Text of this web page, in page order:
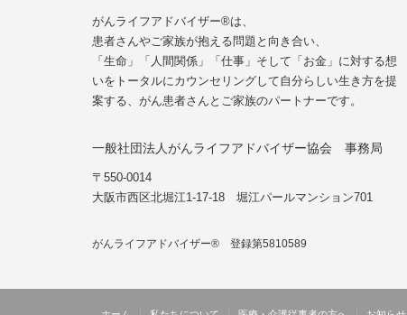
がんライフアドバイザー®は、
患者さんやご家族が抱える問題と向き合い、
「生命」「人間関係」「仕事」そして「お金」に対する想
いをトータルにカウンセリングして自分らしい生き方を提
案する、がん患者さんとご家族のパートナーです。
一般社団法人がんライフアドバイザー協会 事務局
〒550-0014
大阪市西区北堀江1-17-18 堀江パールマンション701
がんライフアドバイザー® 登録第5810589